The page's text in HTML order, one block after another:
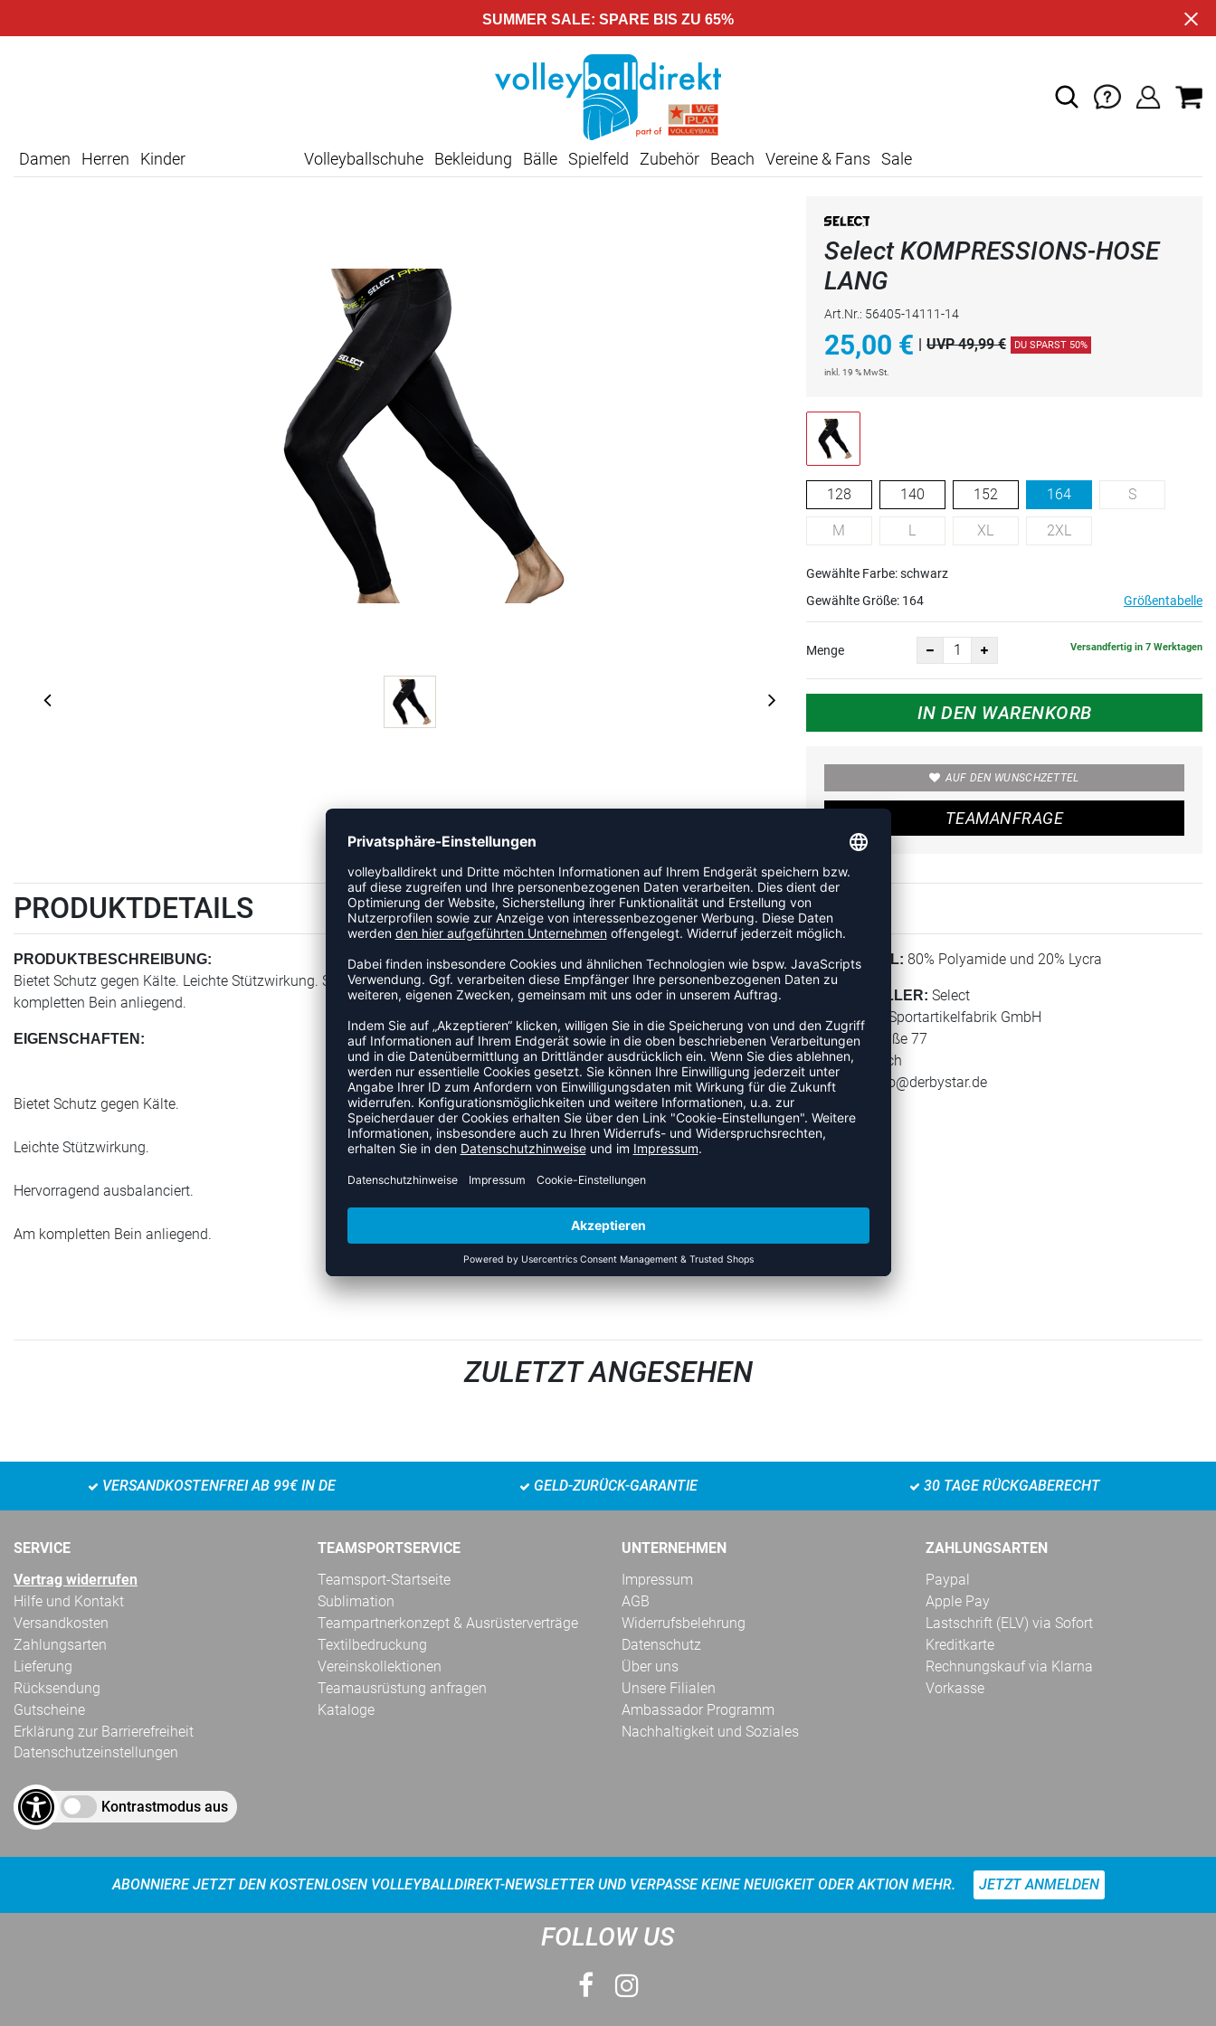
SUMMER SALE: SPARE BIS ZU 65%
Damen Herren Kinder Volleyballschuhe Bekleidung Bälle Spielfeld Zubehör Beach Vereine & Fans Sale
Select KOMPRESSIONS-HOSE
LANG
Art.Nr.: 56405-14111-14
25,00 € UVP 49,99 € DU SPARST 50%
inkl. 19 % MwSt.
128 140 152 164 S
M L XL 2XL
Gewählte Farbe: schwarz
Gewählte Größe: 164 Größentabelle
Menge Versandfertig in 7 Werktagen
IN DEN WARENKORB
AUF DEN WUNSCHZETTEL
TEAMANFRAGE
PRODUKTDETAILS
PRODUKTBESCHREIBUNG:
Bietet Schutz gegen Kälte. Leichte Stützwirkung. Stretchmaterial und Flachnähte sorgen für angenehmen Tragekomfort. Am
kompletten Bein anliegend.
EIGENSCHAFTEN:
Bietet Schutz gegen Kälte.
Leichte Stützwirkung.
Hervorragend ausbalanciert.
Am kompletten Bein anliegend.
MATERIAL: 80% Polyamide und 20% Lycra
HERSTELLER: Select
Derbystar Sportartikelfabrik GmbH
Klever Straße 77
47574 Goch
E-Mail:
info@derbystar.de
ZULETZT ANGESEHEN
VERSANDKOSTENFREI AB 99€ IN DE GELD-ZURÜCK-GARANTIE 30 TAGE RÜCKGABERECHT
SERVICE
Vertrag widerrufen
Hilfe und Kontakt
Versandkosten
Zahlungsarten
Lieferung
Rücksendung
Gutscheine
Erklärung zur Barrierefreiheit
Datenschutzeinstellungen
Kontrastmodus aus
TEAMSPORTSERVICE
Teamsport-Startseite
Sublimation
Teampartnerkonzept & Ausrüsterverträge
Textilbedruckung
Vereinskollektionen
Teamausrüstung anfragen
Kataloge
UNTERNEHMEN
Impressum
AGB
Widerrufsbelehrung
Datenschutz
Über uns
Unsere Filialen
Ambassador Programm
Nachhaltigkeit und Soziales
ZAHLUNGSARTEN
Paypal
Apple Pay
Lastschrift (ELV) via Sofort
Kreditkarte
Rechnungskauf via Klarna
Vorkasse
ABONNIERE JETZT DEN KOSTENLOSEN VOLLEYBALLDIREKT-NEWSLETTER UND VERPASSE KEINE NEUIGKEIT ODER AKTION MEHR. JETZT ANMELDEN
FOLLOW US